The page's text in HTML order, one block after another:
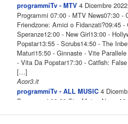
programmiTv - MTV 4 Dicembre 2022
Programmi 07:00 - MTV News07:30 -
Friendzone: Amici o Fidanzati?09:45 -
Speranze12:00 - New Girl13:00 -
Popstar13:55 - Scrubs14:50 - The
Maturi15:50 - Ginnaste - Vite
- Vita Da Popstar17:30 - Catfish:
[…]
Acor3.it
programmiTv - ALL MUSIC 4
Programmi 06.30 Star.Meteo.News